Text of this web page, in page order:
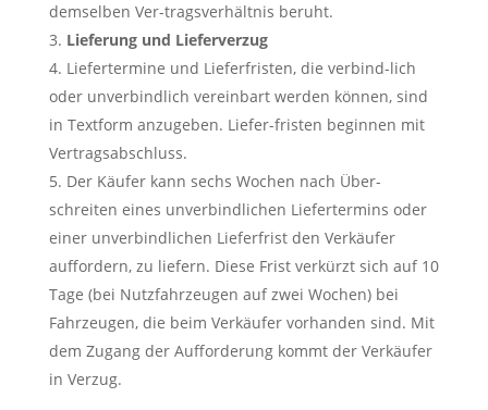
demselben Ver-tragsverhältnis beruht.
Lieferung und Lieferverzug
Liefertermine und Lieferfristen, die verbind-lich
oder unverbindlich vereinbart werden können, sind
in Textform anzugeben. Liefer-fristen beginnen mit
Vertragsabschluss.
Der Käufer kann sechs Wochen nach Über-
schreiten eines unverbindlichen Liefertermins oder
einer unverbindlichen Lieferfrist den Verkäufer
auffordern, zu liefern. Diese Frist verkürzt sich auf 10
Tage (bei Nutzfahrzeugen auf zwei Wochen) bei
Fahrzeugen, die beim Verkäufer vorhanden sind. Mit
dem Zugang der Aufforderung kommt der Verkäufer
in Verzug.